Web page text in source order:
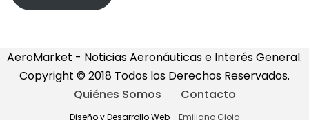
AeroMarket - Noticias Aeronáuticas e Interés General.
Copyright © 2018 Todos los Derechos Reservados.
Quiénes Somos
Contacto
Diseño y Desarrollo Web - Emiliano Gioia